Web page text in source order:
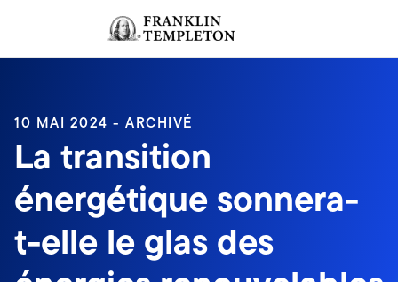
Header menu toggle
Ouverture de session
10 MAI 2024 - ARCHIVÉ
La transition
énergétique sonnera-
t-elle le glas des